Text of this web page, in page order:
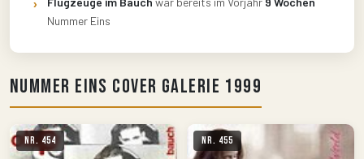
Nummer Eins
Nummer Eins Cover Galerie 1999
Nr. 454 Nr. 455